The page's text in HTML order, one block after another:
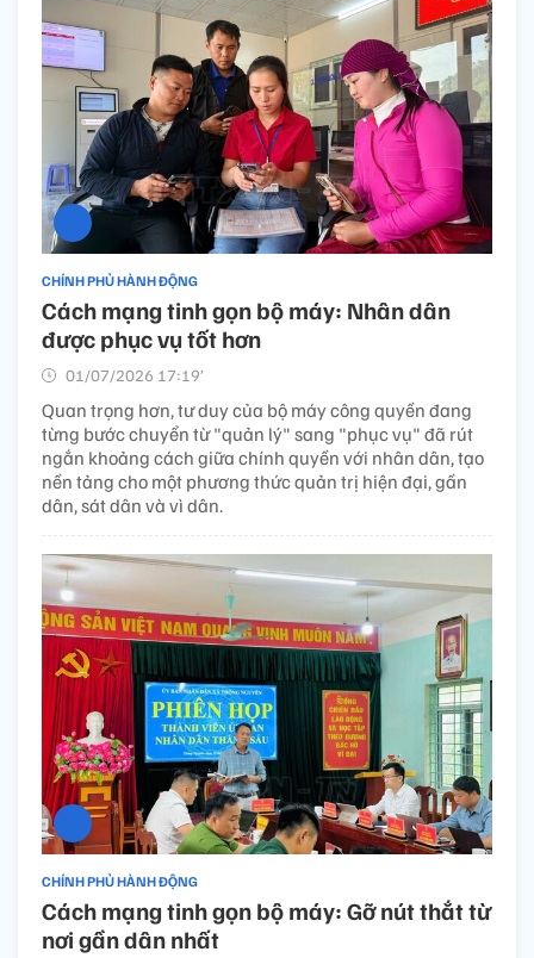
CHÍNH PHỦ HÀNH ĐỘNG
Cách mạng tinh gọn bộ máy: Nhân dân
được phục vụ tốt hơn
01/07/2026 17:19’
Quan trọng hơn, tư duy của bộ máy công quyền đang
từng bước chuyển từ "quản lý" sang "phục vụ" đã rút
ngắn khoảng cách giữa chính quyền với nhân dân, tạo
nền tảng cho một phương thức quản trị hiện đại, gần
dân, sát dân và vì dân.
CHÍNH PHỦ HÀNH ĐỘNG
Cách mạng tinh gọn bộ máy: Gỡ nút thắt từ
nơi gần dân nhất